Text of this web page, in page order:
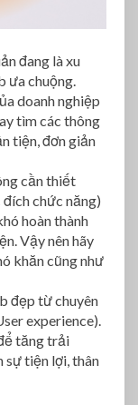
đang là xu
ưa chuộng.
doanh nghiệp
tìm các thông
tiện, đơn giản
cần thiết
chức năng)
hoàn thành
Vậy nên hãy
khăn cũng như
đẹp từ chuyên
experience).
tăng trải
sự tiện lợi, thân